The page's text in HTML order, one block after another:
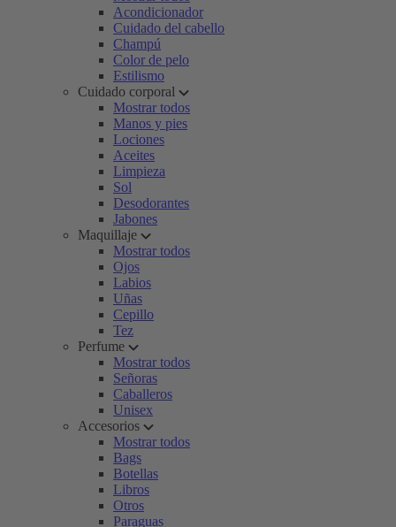
Acondicionador
Cuidado del cabello
Champú
Color de pelo
Estilismo
Cuidado corporal
Mostrar todos
Manos y pies
Lociones
Aceites
Limpieza
Sol
Desodorantes
Jabones
Maquillaje
Mostrar todos
Ojos
Labios
Uñas
Cepillo
Tez
Perfume
Mostrar todos
Señoras
Caballeros
Unisex
Accesorios
Mostrar todos
Bags
Botellas
Libros
Otros
Paraguas